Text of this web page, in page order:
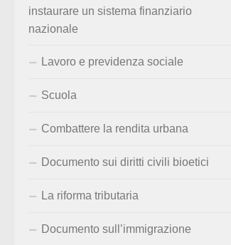
instaurare un sistema finanziario
nazionale
Lavoro e previdenza sociale
Scuola
Combattere la rendita urbana
Documento sui diritti civili bioetici
La riforma tributaria
Documento sull’immigrazione